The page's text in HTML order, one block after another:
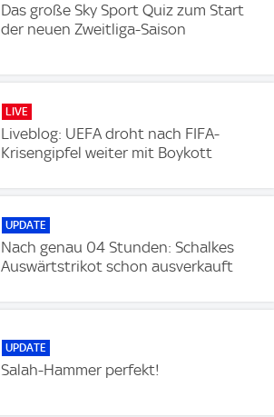
Das große Sky Sport Quiz zum Start
der neuen Zweitliga-Saison
LIVE
Liveblog: UEFA droht nach FIFA-
Krisengipfel weiter mit Boykott
UPDATE
Nach genau 04 Stunden: Schalkes
Auswärtstrikot schon ausverkauft
UPDATE
Salah-Hammer perfekt!